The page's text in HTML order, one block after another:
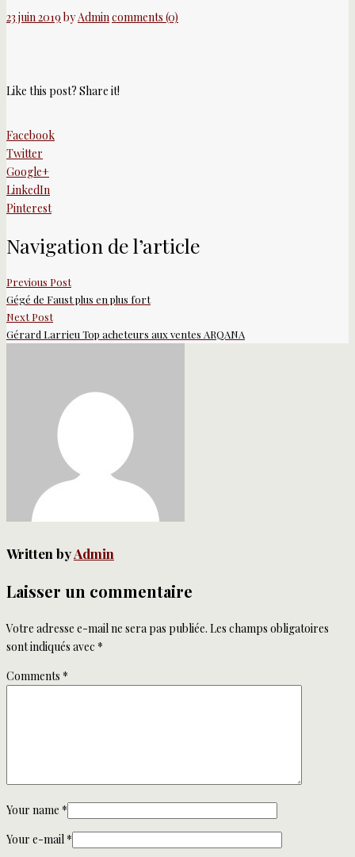
23 juin 2019 byAdmincomments (0)
Like this post? Share it!
Facebook
Twitter
Google+
LinkedIn
Pinterest
Navigation de l’article
Previous Post
Gégé de Faust plus en plus fort
Next Post
Gérard Larrieu Top acheteurs aux ventes ARQANA
Written byAdmin
Laisser un commentaire
Votre adresse e-mail ne sera pas publiée. Les champs obligatoires
sont indiqués avec *
Comments *
Your name *
Your e-mail *